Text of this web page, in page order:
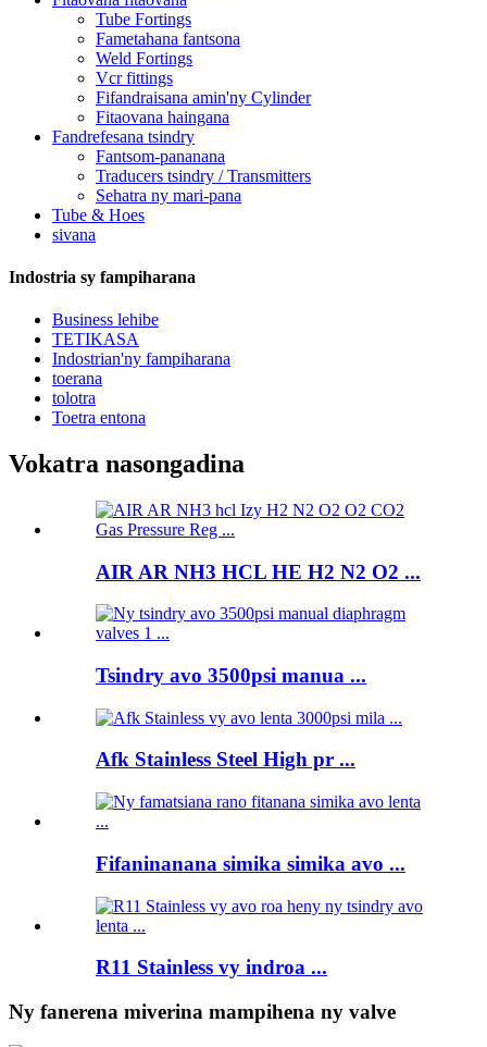
Tube Fortings
Fametahana fantsona
Weld Fortings
Vcr fittings
Fifandraisana amin'ny Cylinder
Fitaovana haingana
Fandrefesana tsindry
Fantsom-pananana
Traducers tsindry / Transmitters
Sehatra ny mari-pana
Tube & Hoes
sivana
Indostria sy fampiharana
Business lehibe
TETIKASA
Indostrian'ny fampiharana
toerana
tolotra
Toetra entona
Vokatra nasongadina
AIR AR NH3 HCL HE H2 N2 O2 ...
Tsindry avo 3500psi manua ...
Afk Stainless Steel High pr ...
Fifaninanana simika simika avo ...
R11 Stainless vy indroa ...
Ny fanerena miverina mampihena ny valve